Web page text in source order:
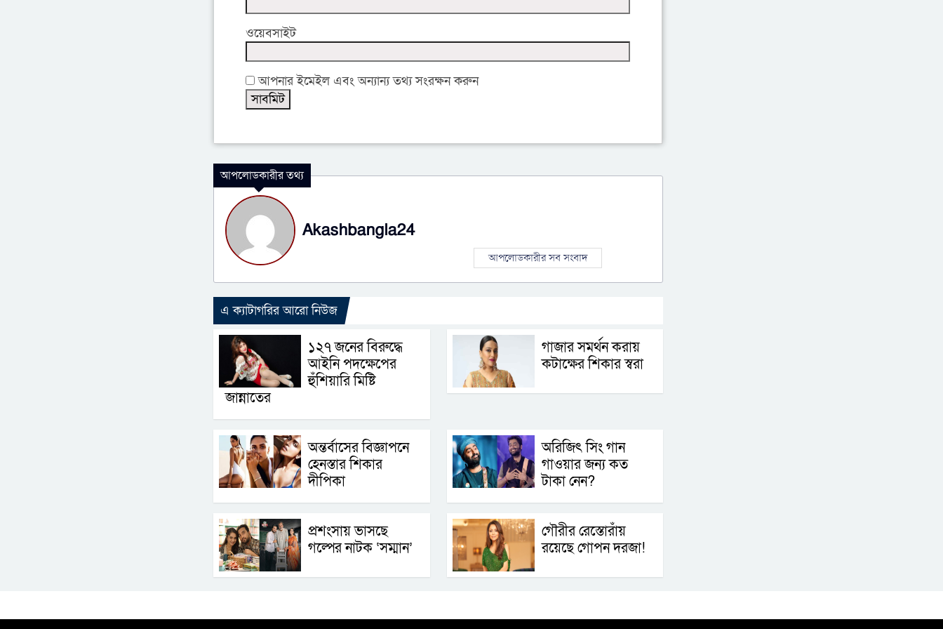
ওয়েবসাইট
আপনার ইমেইল এবং অন্যান্য তথ্য সংরক্ষন করুন
আপলোডকারীর তথ্য
Akashbangla24
আপলোডকারীর সব সংবাদ
এ ক্যাটাগরির আরো নিউজ
১২৭ জনের বিরুদ্ধে
আইনি পদক্ষেপের
হুঁশিয়ারি মিষ্টি
জান্নাতের
গাজার সমর্থন করায়
কটাক্ষের শিকার স্বরা
অন্তর্বাসের বিজ্ঞাপনে
হেনস্তার শিকার
দীপিকা
অরিজিৎ সিং গান
গাওয়ার জন্য কত
টাকা নেন?
প্রশংসায় ভাসছে
গল্পের নাটক ‘সম্মান’
গৌরীর রেস্তোরাঁয়
রয়েছে গোপন দরজা!